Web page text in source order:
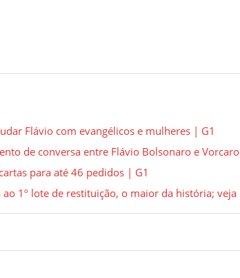
Flávio com evangélicos e mulheres | G1
de conversa entre Flávio Bolsonaro e
para até 46 pedidos | G1
1º lote de restituição, o maior da história;